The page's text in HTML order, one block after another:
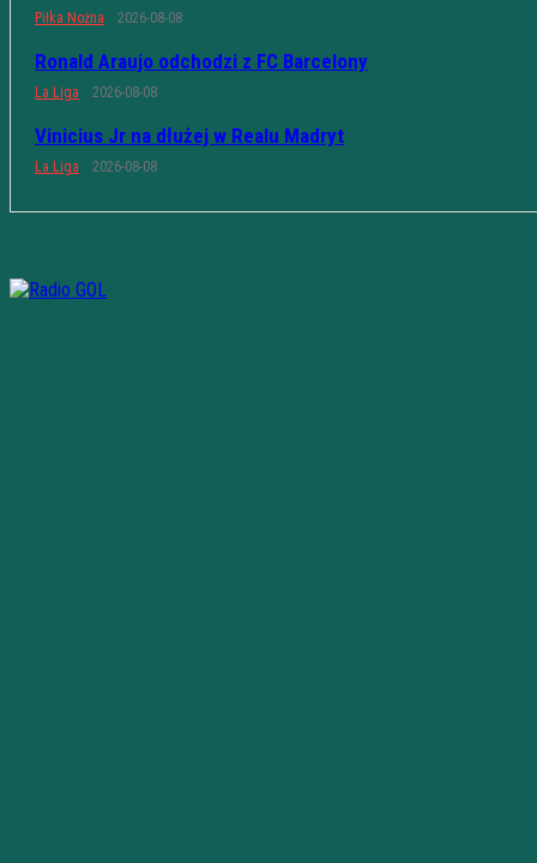
Piłka Nożna 2026-08-08
Ronald Araujo odchodzi z FC Barcelony
La Liga 2026-08-08
Vinicius Jr na dłużej w Realu Madryt
La Liga 2026-08-08